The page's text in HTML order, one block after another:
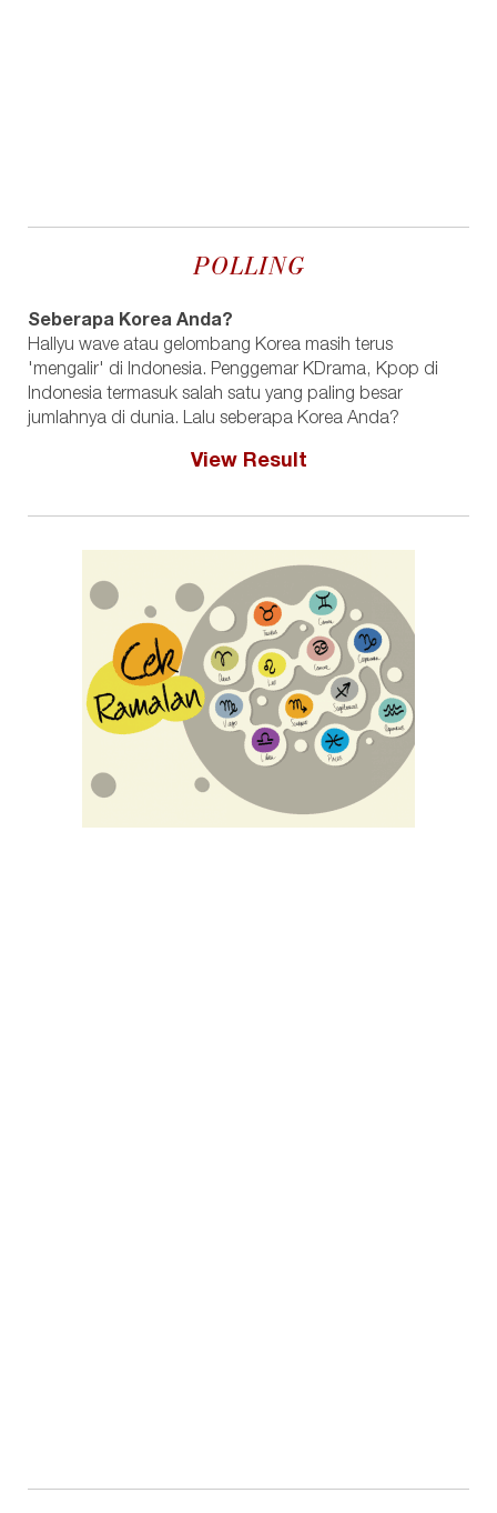
POLLING
Seberapa Korea Anda?
Hallyu wave atau gelombang Korea masih terus
'mengalir' di Indonesia. Penggemar KDrama, Kpop di
Indonesia termasuk salah satu yang paling besar
jumlahnya di dunia. Lalu seberapa Korea Anda?
View Result